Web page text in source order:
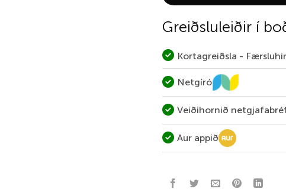
Greiðsluleiðir í
Kortagreiðsla -
Netgíró
Veiðihornið
Aur appið